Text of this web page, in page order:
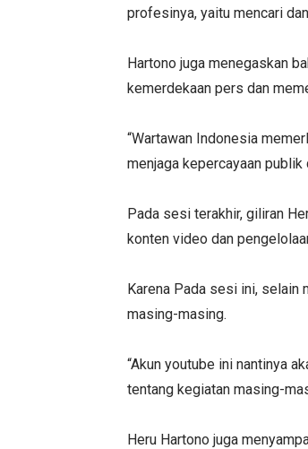
profesinya, yaitu mencari
Hartono juga menegaskan
kemerdekaan pers dan
“Wartawan Indonesia
menjaga kepercayaan
Pada sesi terakhir, giliran
konten video dan
Karena Pada sesi ini, selain
masing-masing.
“Akun youtube ini nantinya
tentang kegiatan masing-
Heru Hartono juga